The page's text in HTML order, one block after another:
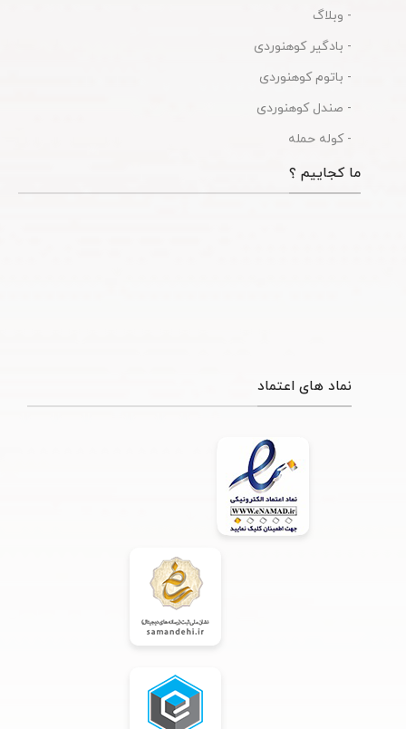
- وبلاگ
- بادگیر کوهنوردی
- باتوم کوهنوردی
- صندل کوهنوردی
- کوله حمله
ما کجاییم ؟
نماد های اعتماد